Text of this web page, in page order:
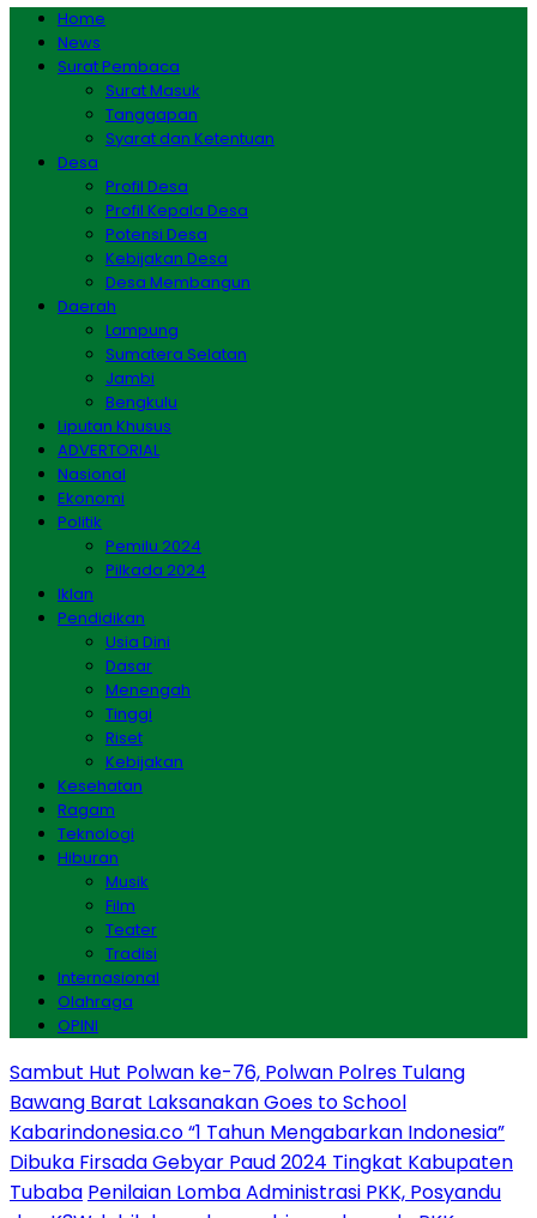
Home
News
Surat Pembaca
Surat Masuk
Tanggapan
Syarat dan Ketentuan
Desa
Profil Desa
Profil Kepala Desa
Potensi Desa
Kebijakan Desa
Desa Membangun
Daerah
Lampung
Sumatera Selatan
Jambi
Bengkulu
Liputan Khusus
ADVERTORIAL
Nasional
Ekonomi
Politik
Pemilu 2024
Pilkada 2024
Iklan
Pendidikan
Usia Dini
Dasar
Menengah
Tinggi
Riset
Kebijakan
Kesehatan
Ragam
Teknologi
Hiburan
Musik
Film
Teater
Tradisi
Internasional
Olahraga
OPINI
Sambut Hut Polwan ke-76, Polwan Polres Tulang
Bawang Barat Laksanakan Goes to School
Kabarindonesia.co “1 Tahun Mengabarkan Indonesia”
Dibuka Firsada Gebyar Paud 2024 Tingkat Kabupaten
Tubaba Penilaian Lomba Administrasi PKK, Posyandu